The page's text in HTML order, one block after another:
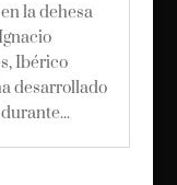
la dehesa
Ibérico
desarrollado